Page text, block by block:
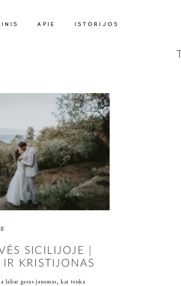
APIE ISTORIJOS
SICILIJOJE |
IR KRISTIJONAS
labai geras jausmas, kai tenka